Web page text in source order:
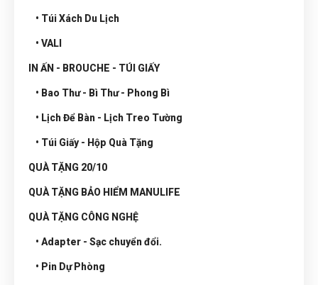
• Túi Xách Du Lịch
• VALI
IN ẤN - BROUCHE - TÚI GIẤY
• Bao Thư - Bì Thư - Phong Bì
• Lịch Để Bàn - Lịch Treo Tường
• Túi Giấy - Hộp Quà Tặng
QUÀ TẶNG 20/10
QUÀ TẶNG BẢO HIỂM MANULIFE
QUÀ TẶNG CÔNG NGHỆ
• Adapter - Sạc chuyển đổi.
• Pin Dự Phòng